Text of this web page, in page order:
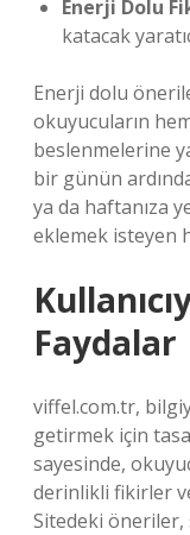
Enerji Dolu
katacak
Enerji dolu
okuyucuların
beslenmelerine
bir günün
ya da haftanıza
eklemek isteyen
Faydalar
viffel.com.tr,
getirmek için
sayesinde,
derinlikli fikirler
Sitedeki öneriler,